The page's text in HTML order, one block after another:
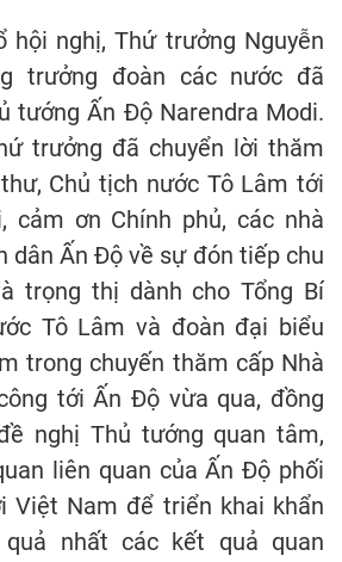
hội nghị, Thứ trưởng Nguyễn
trưởng đoàn các nước đã
tướng Ấn Độ Narendra Modi.
trưởng đã chuyển lời thăm
Chủ tịch nước Tô Lâm tới
cảm ơn Chính phủ, các nhà
dân Ấn Độ về sự đón tiếp chu
trọng thị dành cho Tổng Bí
Tô Lâm và đoàn đại biểu
trong chuyến thăm cấp Nhà
tới Ấn Độ vừa qua, đồng
nghị Thủ tướng quan tâm,
liên quan của Ấn Độ phối
Việt Nam để triển khai khẩn
nhất các kết quả quan